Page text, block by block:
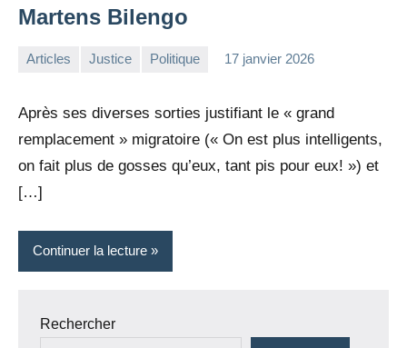
Martens Bilengo
Articles Justice Politique 17 janvier 2026
Après ses diverses sorties justifiant le « grand
remplacement » migratoire (« On est plus intelligents,
on fait plus de gosses qu’eux, tant pis pour eux! ») et
[…]
Continuer la lecture
Rechercher